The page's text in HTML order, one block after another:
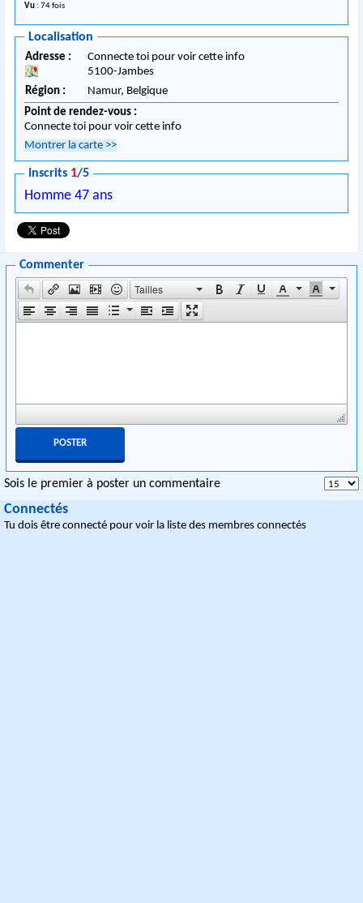
Vu : 74 fois
Localisation
Adresse :
Connecte toi pour voir cette info
5100-Jambes
Région :
Namur, Belgique
Point de rendez-vous :
Connecte toi pour voir cette info
Montrer la carte >>
Inscrits 1/5
Homme 47 ans
Commenter
Tailles
Sois le premier à poster un commentaire
Connectés
Tu dois être connecté pour voir la liste des membres connectés